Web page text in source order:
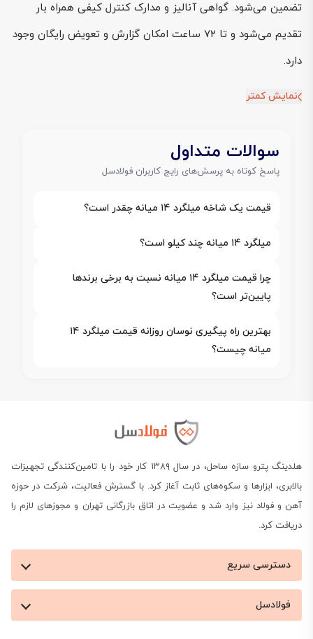
تضمین می‌شود. گواهی آنالیز و مدارک کنترل کیفی همراه بار
تقدیم می‌شود و تا ۷۲ ساعت امکان گزارش و تعویض رایگان وجود
دارد.
نمایش کمتر
سوالات متداول
پاسخ کوتاه به پرسش‌های رایج کاربران فولادسل
قیمت یک شاخه میلگرد ۱۴ میانه چقدر است؟
میلگرد ۱۴ میانه چند کیلو است؟
چرا قیمت میلگرد ۱۴ میانه نسبت به برخی برندها
پایین‌تر است؟
بهترین راه پیگیری نوسان روزانه قیمت میلگرد ۱۴
میانه چیست؟
هلدینگ پترو سازه ساحل، در سال ۱۳۸۹ کار خود را با تامین‌کنندگی تجهیزات
بالابری، ابزارها و سکوه‌های ثابت آغاز کرد. با گسترش فعالیت، شرکت در حوزه
آهن و فولاد نیز وارد شد و عضویت در اتاق بازرگانی تهران و مجوزهای لازم را
دریافت کرد.
دسترسی سریع
فولادسل